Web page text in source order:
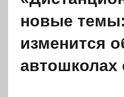
новые
изменится
автошколах